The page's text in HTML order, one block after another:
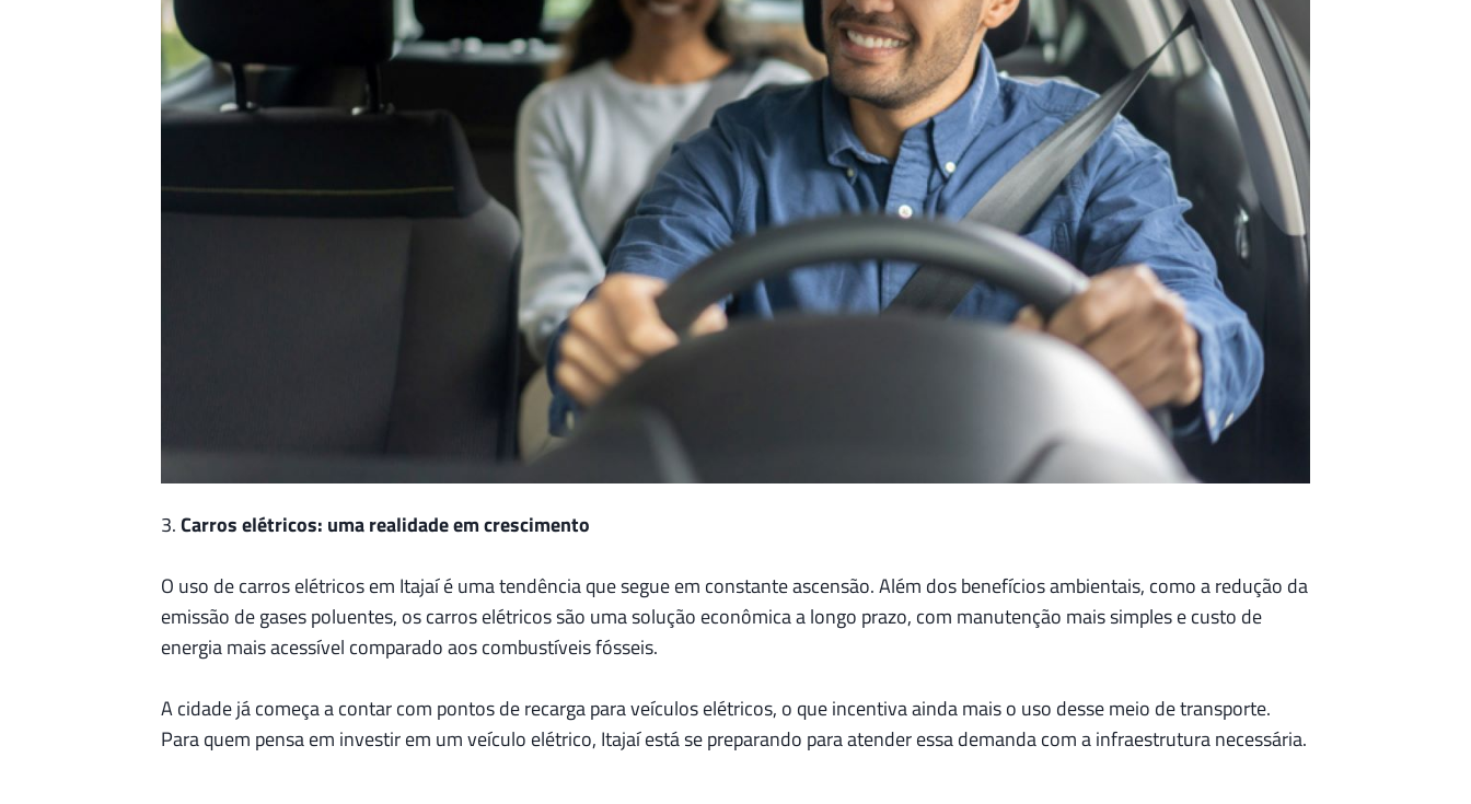
3.Carros elétricos: uma realidade em crescimento
O uso de carros elétricos em Itajaí é uma tendência que segue em constante ascensão. Além dos benefícios ambientais, como a redução da
emissão de gases poluentes, os carros elétricos são uma solução econômica a longo prazo, com manutenção mais simples e custo de
energia mais acessível comparado aos combustíveis fósseis.
A cidade já começa a contar com pontos de recarga para veículos elétricos, o que incentiva ainda mais o uso desse meio de transporte.
Para quem pensa em investir em um veículo elétrico, Itajaí está se preparando para atender essa demanda com a infraestrutura necessária.